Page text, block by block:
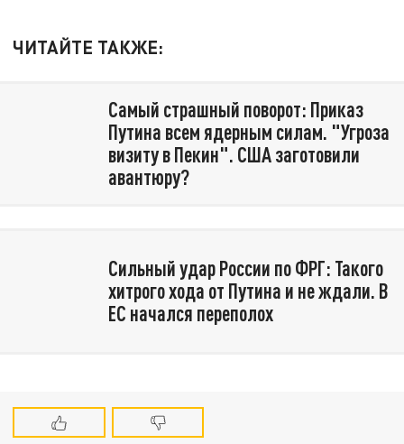
ЧИТАЙТЕ ТАКЖЕ:
Самый страшный поворот: Приказ
Путина всем ядерным силам. "Угроза
визиту в Пекин". США заготовили
авантюру?
Сильный удар России по ФРГ: Такого
хитрого хода от Путина и не ждали. В
ЕС начался переполох